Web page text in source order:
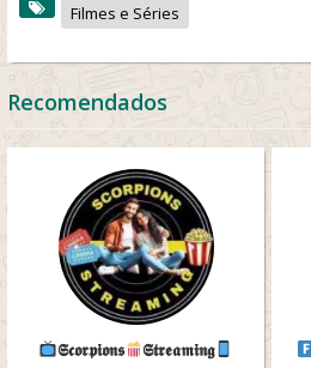
Filmes e Séries
Recomendados
𝕾𝖈𝖔𝖗𝖕𝖎𝖔𝖓𝖘
𝕾𝖙𝖗𝖊𝖆𝖒𝖎𝖓𝖌